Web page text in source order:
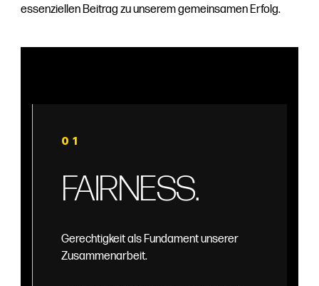
essenziellen Beitrag zu unserem gemeinsamen Erfolg.
01
FAIRNESS.
Gerechtigkeit als Fundament unserer
Zusammenarbeit.